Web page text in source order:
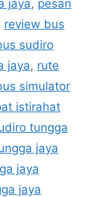
jaya, pesan
review bus
sudiro
jaya, rute
simulator
istirahat
tungga
jaya
jaya
jaya